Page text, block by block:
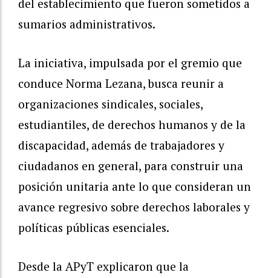
del establecimiento que fueron sometidos a
sumarios administrativos.
La iniciativa, impulsada por el gremio que
conduce Norma Lezana, busca reunir a
organizaciones sindicales, sociales,
estudiantiles, de derechos humanos y de la
discapacidad, además de trabajadores y
ciudadanos en general, para construir una
posición unitaria ante lo que consideran un
avance regresivo sobre derechos laborales y
políticas públicas esenciales.
Desde la APyT explicaron que la